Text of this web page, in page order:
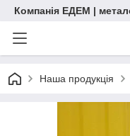
Компанія ЕДЕМ |
Наша продукція